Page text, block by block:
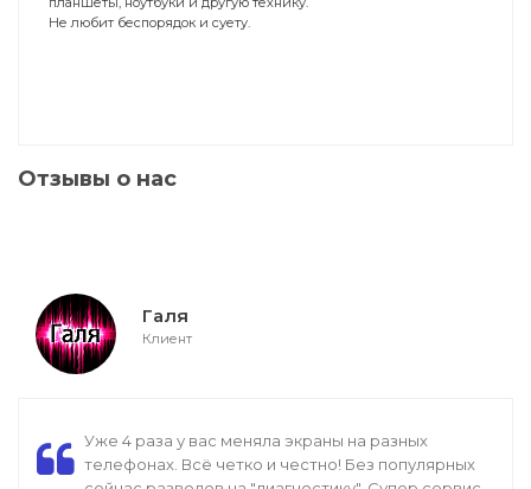
Не любит беспорядок и суету.
Отзывы о нас
Галя
Клиент
Уже 4 раза у вас меняла экраны на разных
телефонах. Всё четко и честно! Без популярных